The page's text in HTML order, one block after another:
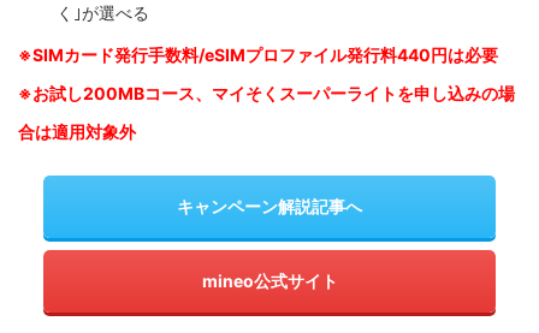
く｣が選べる
※SIMカード発行手数料/eSIMプロファイル発行料440円は必要
※お試し200MBコース、マイそくスーパーライトを申し込みの場
合は適用対象外
キャンペーン解説記事へ
mineo公式サイト